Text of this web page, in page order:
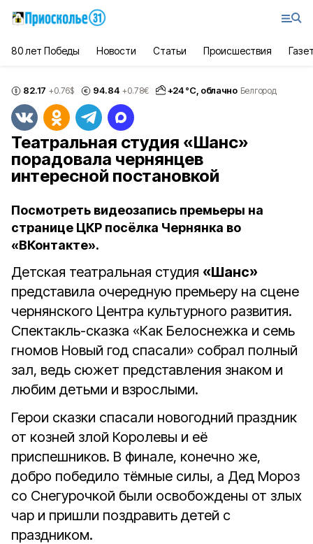
80 лет Победы Новости Статьи Происшествия
82.17 +0.76$ 94.84 +0.78€ +24°С, облачно Белгород
Театральная студия «Шанс»
порадовала чернянцев
интересной постановкой
Посмотреть видеозапись премьеры на
странице ЦКР посёлка Чернянка во
«ВКонтакте».
Детская театральная студия «Шанс»
представила очередную премьеру на сцене
чернянского Центра культурного развития.
Спектакль-сказка «Как Белоснежка и семь
гномов Новый год спасали» собрал полный
зал, ведь сюжет представления знаком и
любим детьми и взрослыми.
Герои сказки спасали новогодний праздник
от козней злой Королевы и её
приспешников. В финале, конечно же,
добро победило тёмные силы, а Дед Мороз
со Снегурочкой были освобождены от злых
чар и пришли поздравить детей с
праздником.